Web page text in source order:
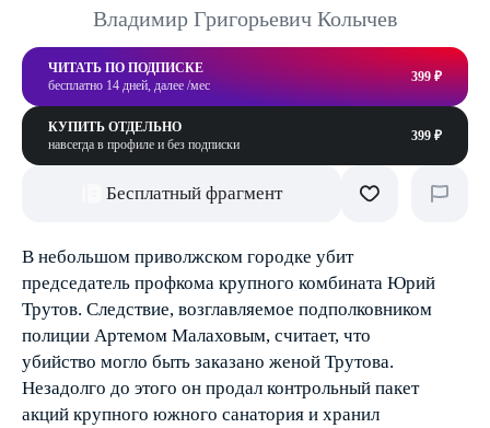
Владимир Григорьевич Колычев
ЧИТАТЬ ПО ПОДПИСКЕ
бесплатно 14 дней, далее /мес
399 ₽
КУПИТЬ ОТДЕЛЬНО
навсегда в профиле и без подписки
399 ₽
Бесплатный фрагмент
В небольшом приволжском городке убит
председатель профкома крупного комбината Юрий
Трутов. Следствие, возглавляемое подполковником
полиции Артемом Малаховым, считает, что
убийство могло быть заказано женой Трутова.
Незадолго до этого он продал контрольный пакет
акций крупного южного санатория и хранил